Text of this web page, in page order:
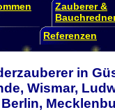
Zauberer &
Referenzen
in
Wismar,